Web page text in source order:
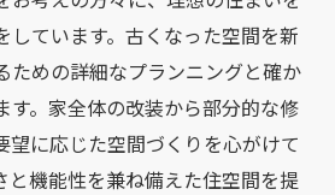
しています。古くなった空間を新
ための詳細なプランニングと確か
す。家全体の改装から部分的な修
望に応じた空間づくりを心がけて
と機能性を兼ね備えた住空間を提